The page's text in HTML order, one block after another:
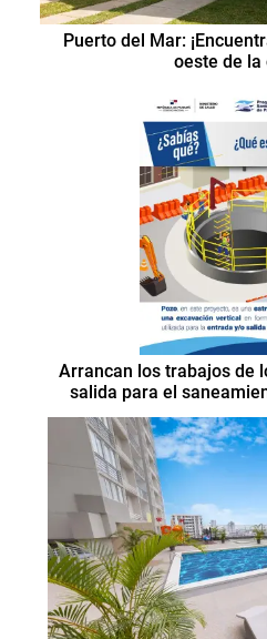
Puerto del Mar:
oeste de la
Arrancan los trabajos de
salida para el